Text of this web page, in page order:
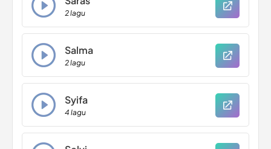
2 lagu
Salma
2 lagu
Syifa
4 lagu